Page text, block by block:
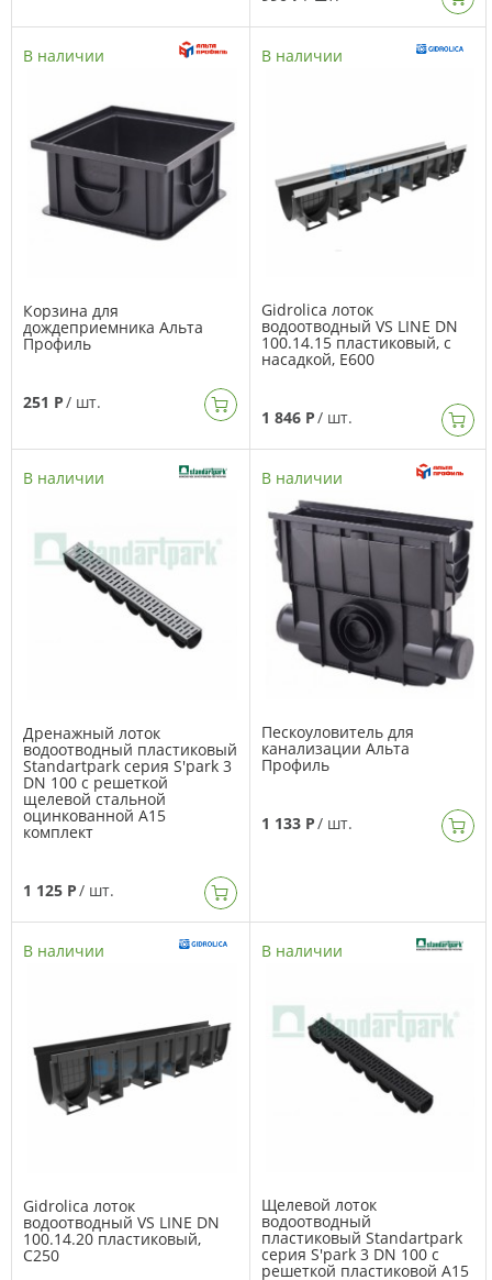
В наличии
Корзина для
дождеприемника Альта
Профиль
251 Р/ шт.
В наличии
Gidrolica лоток
водоотводный VS LINE DN
100.14.15 пластиковый, с
насадкой, Е600
1 846 Р/ шт.
В наличии
Дренажный лоток
водоотводный пластиковый
Standartpark серия S'park 3
DN 100 с решеткой
щелевой стальной
оцинкованной А15
комплект
1 125 Р/ шт.
В наличии
Пескоуловитель для
канализации Альта
Профиль
1 133 Р/ шт.
В наличии
Gidrolica лоток
водоотводный VS LINE DN
100.14.20 пластиковый,
C250
В наличии
Щелевой лоток
водоотводный
пластиковый Standartpark
серия S'park 3 DN 100 с
решеткой пластиковой А15